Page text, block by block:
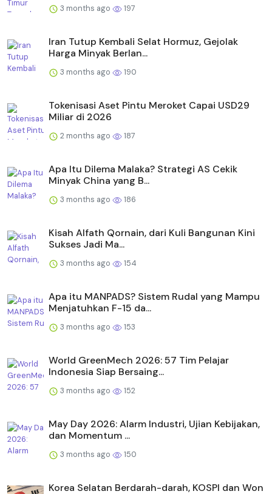
3 months ago 197
Iran Tutup Kembali Selat Hormuz, Gejolak
Harga Minyak Berlan...
3 months ago 190
Tokenisasi Aset Pintu Meroket Capai USD29
Miliar di 2026
2 months ago 187
Apa Itu Dilema Malaka? Strategi AS Cekik
Minyak China yang B...
3 months ago 186
Kisah Alfath Qornain, dari Kuli Bangunan Kini
Sukses Jadi Ma...
3 months ago 154
Apa itu MANPADS? Sistem Rudal yang Mampu
Menjatuhkan F-15 da...
3 months ago 153
World GreenMech 2026: 57 Tim Pelajar
Indonesia Siap Bersaing...
3 months ago 152
May Day 2026: Alarm Industri, Ujian Kebijakan,
dan Momentum ...
3 months ago 150
Korea Selatan Berdarah-darah, KOSPI dan Won